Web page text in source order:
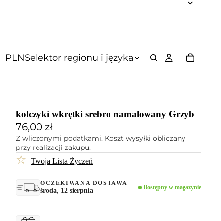
PLNSelektor regionu i języka
kolczyki wkrętki srebro namalowany Grzyb
76,00 zł
Z wliczonymi podatkami. Koszt wysyłki obliczany
przy realizacji zakupu.
☆ Twoja Lista Życzeń
OCZEKIWANA DOSTAWA
środa, 12 sierpnia Dostępny w magazynie